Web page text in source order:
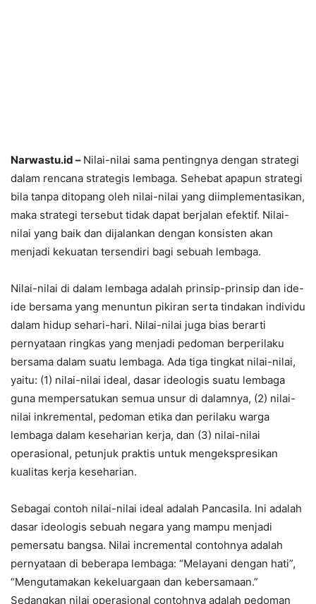
Narwastu.id – Nilai-nilai sama pentingnya dengan strategi
dalam rencana strategis lembaga. Sehebat apapun strategi
bila tanpa ditopang oleh nilai-nilai yang diimplementasikan,
maka strategi tersebut tidak dapat berjalan efektif. Nilai-
nilai yang baik dan dijalankan dengan konsisten akan
menjadi kekuatan tersendiri bagi sebuah lembaga.
Nilai-nilai di dalam lembaga adalah prinsip-prinsip dan ide-
ide bersama yang menuntun pikiran serta tindakan individu
dalam hidup sehari-hari. Nilai-nilai juga bias berarti
pernyataan ringkas yang menjadi pedoman berperilaku
bersama dalam suatu lembaga. Ada tiga tingkat nilai-nilai,
yaitu: (1) nilai-nilai ideal, dasar ideologis suatu lembaga
guna mempersatukan semua unsur di dalamnya, (2) nilai-
nilai inkremental, pedoman etika dan perilaku warga
lembaga dalam keseharian kerja, dan (3) nilai-nilai
operasional, petunjuk praktis untuk mengekspresikan
kualitas kerja keseharian.
Sebagai contoh nilai-nilai ideal adalah Pancasila. Ini adalah
dasar ideologis sebuah negara yang mampu menjadi
pemersatu bangsa. Nilai incremental contohnya adalah
pernyataan di beberapa lembaga: “Melayani dengan hati”,
“Mengutamakan kekeluargaan dan kebersamaan.”
Sedangkan nilai operasional contohnya adalah pedoman